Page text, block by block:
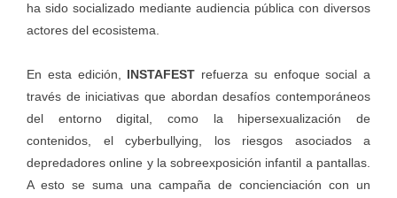
ha sido socializado mediante audiencia pública con diversos
actores del ecosistema.
En esta edición, INSTAFEST refuerza su enfoque social a
través de iniciativas que abordan desafíos contemporáneos
del entorno digital, como la hipersexualización de
contenidos, el cyberbullying, los riesgos asociados a
depredadores online y la sobreexposición infantil a pantallas.
A esto se suma una campaña de concienciación con un